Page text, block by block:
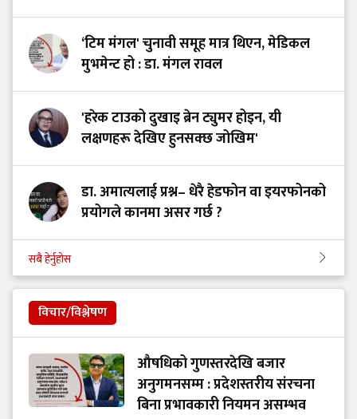
‘टिम मंगल' चुनावी समूह मात्र थिएन, मेडिकल
मुभमेन्ट हो : डा. मंगल रावल
'हरेक टाउको दुखाइ ब्रेन ट्युमर होइन, यी
लक्षणहरू देखिए हुनसक्छ जोखिम'
डा. अमात्यलाई प्रश्न– धेरै हेडफोन वा इयरफोनको
प्रयोगले कानमा असर गर्छ ?
सबै हेर्नुहोस
विचार/विश्लेषण
औषधिको गुणस्तरदेखि बजार
अनुगमनसम्म : प्रदेशस्तरीय संरचना
बिना प्रभावकारी नियमन असम्भव